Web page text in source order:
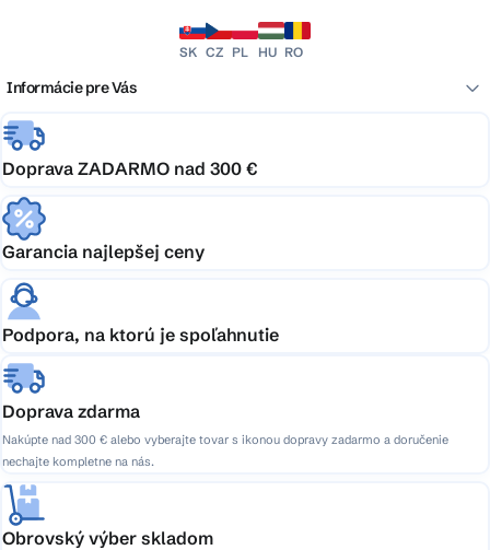
SK CZ PL HU RO
Informácie pre Vás
Doprava ZADARMO nad 300 €
Garancia najlepšej ceny
Podpora, na ktorú je spoľahnutie
Doprava zdarma
Nakúpte nad 300 € alebo vyberajte tovar s ikonou dopravy zadarmo a doručenie
nechajte kompletne na nás.
Obrovský výber skladom